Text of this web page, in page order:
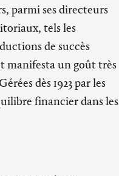
parmi ses directeurs
tels les
de succès
manifesta un goût très
dès 1923 par les
financier dans les